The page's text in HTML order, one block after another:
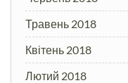
Травень 2018
Квітень 2018
Лютий 2018